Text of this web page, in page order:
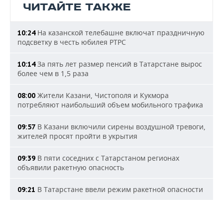
ЧИТАЙТЕ ТАКЖЕ
10:24На казанской телебашне включат праздничную
подсветку в честь юбилея РТРС
10:14За пять лет размер пенсий в Татарстане вырос
более чем в 1,5 раза
08:00 Жители Казани, Чистополя и Кукмора
потребляют наибольший объем мобильного трафика
09:57 В Казани включили сирены воздушной тревоги,
жителей просят пройти в укрытия
09:39 В пяти соседних с Татарстаном регионах
объявили ракетную опасность
09:21 В Татарстане ввели режим ракетной опасности